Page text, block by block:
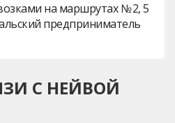
на маршрутах № 2, 5
предприниматель
С НЕЙВОЙ